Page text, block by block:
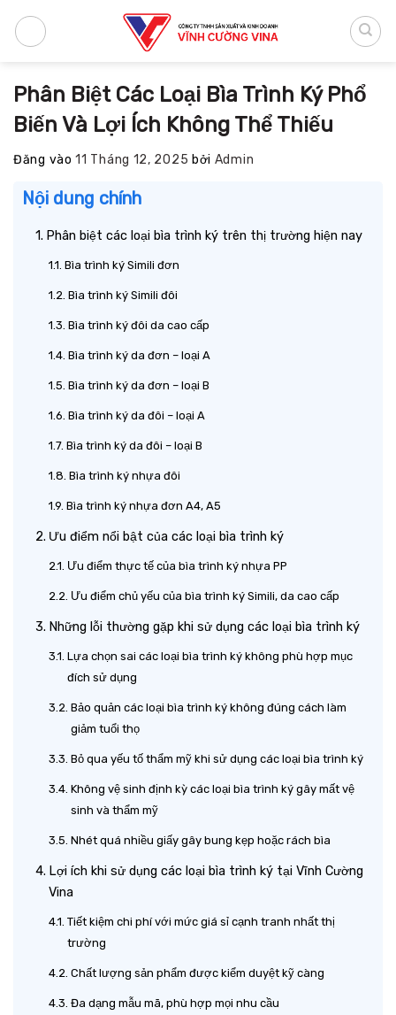
qua
Phân Biệt Các Loại Bìa Trình Ký Phổ
Biến Và Lợi Ích Không Thể Thiếu
Đăng vào11 Tháng 12, 2025 bởi Admin
Nội dung chính
Phân biệt các loại bìa trình ký trên thị trường hiện nay
Bìa trình ký Simili đơn
Bìa trình ký Simili đôi
Bìa trình ký đôi da cao cấp
Bìa trình ký da đơn – loại A
Bìa trình ký da đơn – loại B
Bìa trình ký da đôi – loại A
Bìa trình ký da đôi – loại B
Bìa trình ký nhựa đôi
Bìa trình ký nhựa đơn A4, A5
Ưu điểm nổi bật của các loại bìa trình ký
Ưu điểm thực tế của bìa trình ký nhựa PP
Ưu điểm chủ yếu của bìa trình ký Simili, da cao cấp
Những lỗi thường gặp khi sử dụng các loại bìa trình ký
Lựa chọn sai các loại bìa trình ký không phù hợp mục
đích sử dụng
Bảo quản các loại bìa trình ký không đúng cách làm
giảm tuổi thọ
Bỏ qua yếu tố thẩm mỹ khi sử dụng các loại bìa trình ký
Không vệ sinh định kỳ các loại bìa trình ký gây mất vệ
sinh và thẩm mỹ
Nhét quá nhiều giấy gây bung kẹp hoặc rách bìa
Lợi ích khi sử dụng các loại bìa trình ký tại Vĩnh Cường
Vina
Tiết kiệm chi phí với mức giá sỉ cạnh tranh nhất thị
trường
Chất lượng sản phẩm được kiểm duyệt kỹ càng
Đa dạng mẫu mã, phù hợp mọi nhu cầu